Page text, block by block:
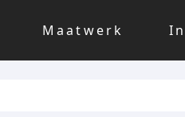
Maatwerk